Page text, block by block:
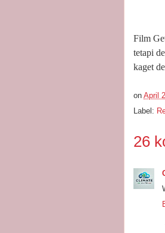
Film
tetapi
kaget
on April
Label:
26